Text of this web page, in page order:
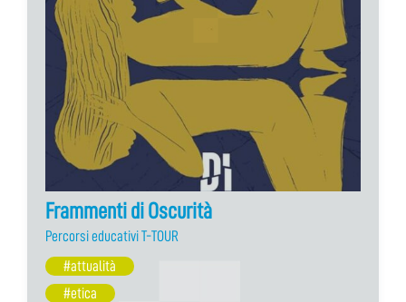
Frammenti di Oscurità
Percorsi educativi T-TOUR
#attualità
#etica